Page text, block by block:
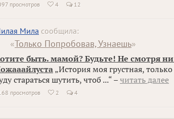
просмотров  4 12
Мила сообщила:
«Только Попробовав, Узнаешь»
быть. мамой? Будьте! Не смотря
„История моя грустная,
стараться шутить, чтоб ...“ – читать далее
просмотров  2 4